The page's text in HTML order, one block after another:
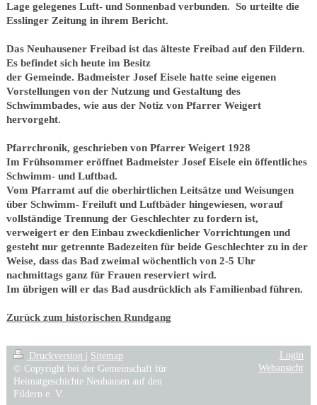
Lage gelegenes Luft- und Sonnenbad verbunden. So urteilte die
Esslinger Zeitung in ihrem Bericht.
Das Neuhausener Freibad ist das älteste Freibad auf den Fildern.
Es befindet sich heute im Besitz
der Gemeinde. Badmeister Josef Eisele hatte seine eigenen
Vorstellungen von der Nutzung und Gestaltung des
Schwimmbades, wie aus der Notiz von Pfarrer Weigert
hervorgeht.
Pfarrchronik, geschrieben von Pfarrer Weigert 1928
Im Frühsommer eröffnet Badmeister Josef Eisele ein öffentliches
Schwimm- und Luftbad.
Vom Pfarramt auf die oberhirtlichen Leitsätze und Weisungen
über Schwimm- Freiluft und Luftbäder hingewiesen, worauf
vollständige Trennung der Geschlechter zu fordern ist,
verweigert er den Einbau zweckdienlicher Vorrichtungen und
gesteht nur getrennte Badezeiten für beide Geschlechter zu in der
Weise, dass das Bad zweimal wöchentlich von 2-5 Uhr
nachmittags ganz für Frauen reserviert wird.
Im übrigen will er das Bad ausdrücklich als Familienbad führen.
Zurück zum historischen Rundgang
Druckversion
Sitemap
© Copyright bei der Gemeinschaft für
Heimatgeschichte Neuhausen auf den
Fildern e. V.
Login
Webansicht